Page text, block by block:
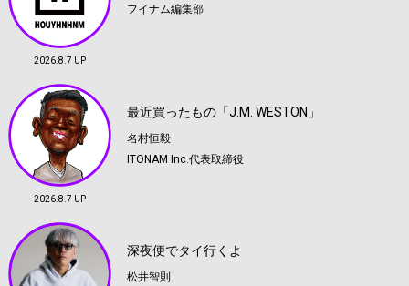
2026.8.7 UP
フイナム編集部
2026.8.7 UP
最近買ったもの「J.M. WESTON」
名村恒毅
ITONAM Inc.代表取締役
深夜便でタイ行くよ
松井智則